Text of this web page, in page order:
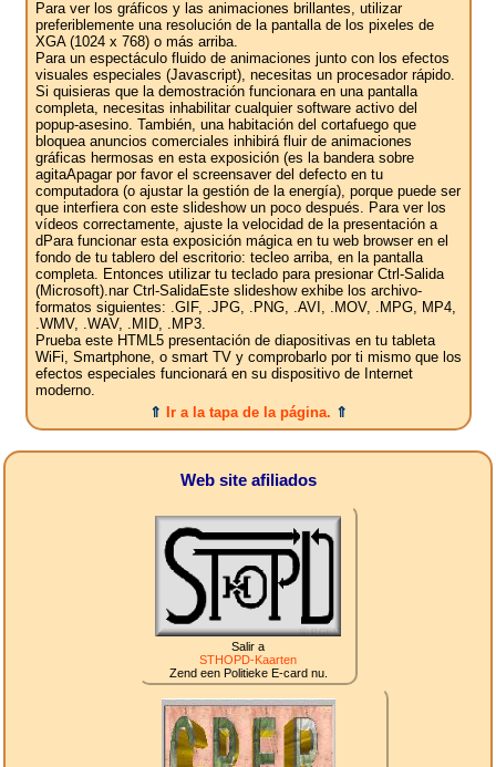
Para ver los gráficos y las animaciones brillantes, utilizar
preferiblemente una resolución de la pantalla de los pixeles de
XGA (1024 x 768) o más arriba.
Para un espectáculo fluido de animaciones junto con los efectos
visuales especiales (Javascript), necesitas un procesador rápido.
Si quisieras que la demostración funcionara en una pantalla
completa, necesitas inhabilitar cualquier software activo del
popup-asesino. También, una habitación del cortafuego que
bloquea anuncios comerciales inhibirá fluir de animaciones
gráficas hermosas en esta exposición (es la bandera sobre
agitaApagar por favor el screensaver del defecto en tu
computadora (o ajustar la gestión de la energía), porque puede ser
que interfiera con este slideshow un poco después. Para ver los
vídeos correctamente, ajuste la velocidad de la presentación a
dPara funcionar esta exposición mágica en tu web browser en el
fondo de tu tablero del escritorio: tecleo arriba, en la pantalla
completa. Entonces utilizar tu teclado para presionar Ctrl-Salida
(Microsoft).nar Ctrl-SalidaEste slideshow exhibe los archivo-
formatos siguientes: .GIF, .JPG, .PNG, .AVI, .MOV, .MPG, MP4,
.WMV, .WAV, .MID, .MP3.
Prueba este HTML5 presentación de diapositivas en tu tableta
WiFi, Smartphone, o smart TV y comprobarlo por ti mismo que los
efectos especiales funcionará en su dispositivo de Internet
moderno.
⇑
Ir a la tapa de la página. ⇑
Web site afiliados
Salir a
STHOPD-Kaarten
Zend een Politieke E-card nu.